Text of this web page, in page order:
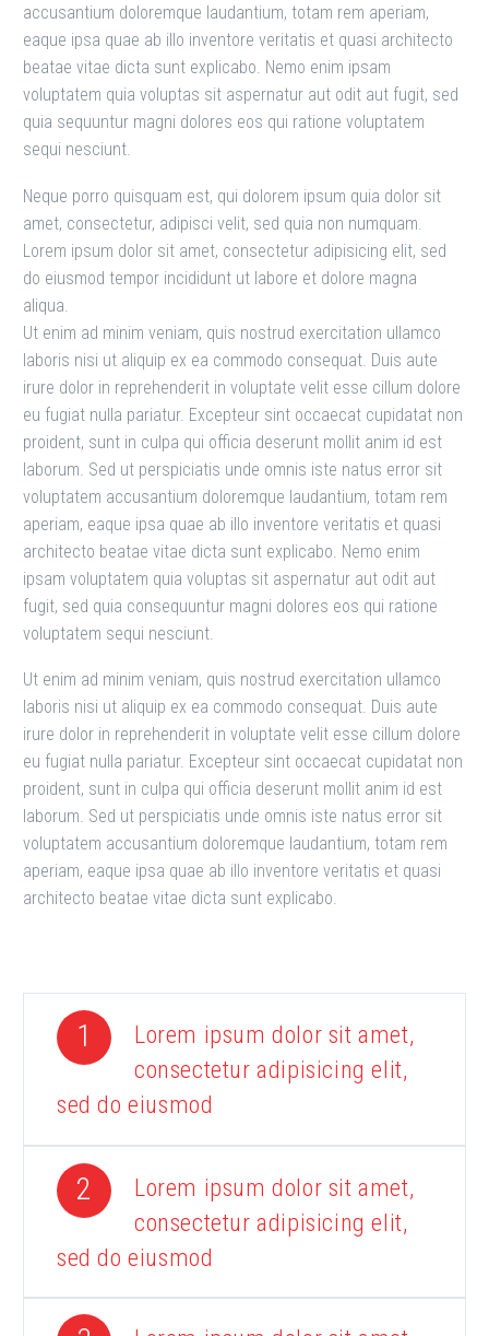
accusantium doloremque laudantium, totam rem aperiam,
eaque ipsa quae ab illo inventore veritatis et quasi architecto
beatae vitae dicta sunt explicabo. Nemo enim ipsam
voluptatem quia voluptas sit aspernatur aut odit aut fugit, sed
quia sequuntur magni dolores eos qui ratione voluptatem
sequi nesciunt.
Neque porro quisquam est, qui dolorem ipsum quia dolor sit
amet, consectetur, adipisci velit, sed quia non numquam.
Lorem ipsum dolor sit amet, consectetur adipisicing elit, sed
do eiusmod tempor incididunt ut labore et dolore magna
aliqua.
Ut enim ad minim veniam, quis nostrud exercitation ullamco
laboris nisi ut aliquip ex ea commodo consequat. Duis aute
irure dolor in reprehenderit in voluptate velit esse cillum dolore
eu fugiat nulla pariatur. Excepteur sint occaecat cupidatat non
proident, sunt in culpa qui officia deserunt mollit anim id est
laborum. Sed ut perspiciatis unde omnis iste natus error sit
voluptatem accusantium doloremque laudantium, totam rem
aperiam, eaque ipsa quae ab illo inventore veritatis et quasi
architecto beatae vitae dicta sunt explicabo. Nemo enim
ipsam voluptatem quia voluptas sit aspernatur aut odit aut
fugit, sed quia consequuntur magni dolores eos qui ratione
voluptatem sequi nesciunt.
Ut enim ad minim veniam, quis nostrud exercitation ullamco
laboris nisi ut aliquip ex ea commodo consequat. Duis aute
irure dolor in reprehenderit in voluptate velit esse cillum dolore
eu fugiat nulla pariatur. Excepteur sint occaecat cupidatat non
proident, sunt in culpa qui officia deserunt mollit anim id est
laborum. Sed ut perspiciatis unde omnis iste natus error sit
voluptatem accusantium doloremque laudantium, totam rem
aperiam, eaque ipsa quae ab illo inventore veritatis et quasi
architecto beatae vitae dicta sunt explicabo.
1
Lorem ipsum dolor sit amet,
consectetur adipisicing elit,
sed do eiusmod
2
Lorem ipsum dolor sit amet,
consectetur adipisicing elit,
sed do eiusmod